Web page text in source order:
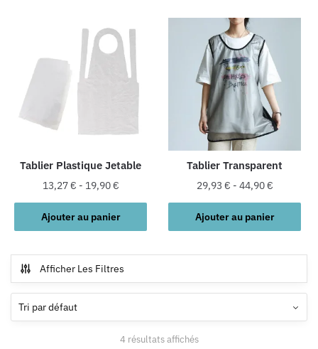
plusieurs
variations.
Les
options
la
page
produit
Tablier Plastique Jetable
13,27€ - 19,90€
Ajouter au panier
Tablier Transparent
29,93 € - 44,90€
Ajouter au panier
Afficher Les Filtres
4 résultats affichés